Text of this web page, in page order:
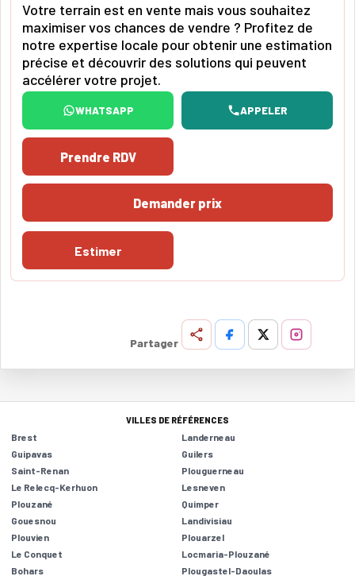
Votre terrain est en vente mais vous souhaitez
maximiser vos chances de vendre ? Profitez de
notre expertise locale pour obtenir une estimation
précise et découvrir des solutions qui peuvent
accélérer votre projet.
WHATSAPP APPELER
Prendre RDV
Demander prix
Estimer
Partager
VILLES DE RÉFÉRENCES
Brest
Landerneau
Guipavas
Guilers
Saint-Renan
Plouguerneau
Le Relecq-Kerhuon
Lesneven
Plouzané
Quimper
Gouesnou
Landivisiau
Plouvien
Plouarzel
Le Conquet
Locmaria-Plouzané
Bohars
Plougastel-Daoulas